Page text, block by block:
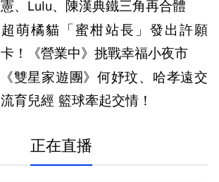
憲、Lulu、陳漢典鐵三角再合體
超萌橘貓「蜜柑站長」發出許願
卡！《營業中》挑戰幸福小夜市
《雙星家遊團》何妤玟、哈孝遠交
流育兒經 籃球牽起交情！
正在直播